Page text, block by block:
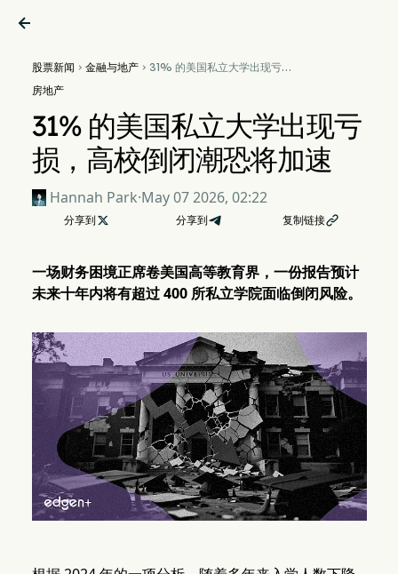

股票新闻  金融与地产 31% 的美国私立大学出现亏
房地产
31% 的美国私立大学出现亏
损，高校倒闭潮恐将加速
Hannah Park·May 07 2026, 02:22
分享到  分享到 复制链接
一场财务困境正席卷美国高等教育界，一份报告预计
未来十年内将有超过 400 所私立学院面临倒闭风险。